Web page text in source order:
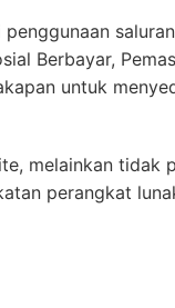
saluran
Berbayar,
untuk
melainkan tidak
perangkat